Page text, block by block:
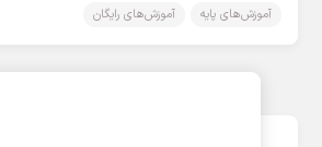
آموزش‌های پایه آموزش‌های رایگان